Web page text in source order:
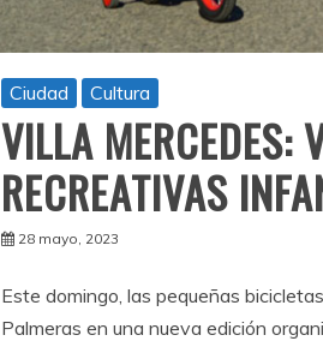
Ciudad Cultura
VILLA MERCEDES:
RECREATIVAS
28 mayo, 2023
Este domingo, las pequeñas
Palmeras en una nueva edición